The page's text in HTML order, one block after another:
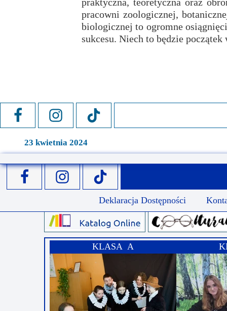
23 kwietnia 2024
pracowni zoologicznej,
biologicznej to ogromne
sukcesu. Niech to będzie
Przerwy szkolne
KLASA A
Deklaracja Dostępności